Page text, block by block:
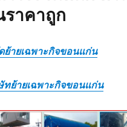
ราคาถูก
ย้ายเฉพาะกิจขอนแก่น
ทย้ายเฉพาะกิจขอนแก่น